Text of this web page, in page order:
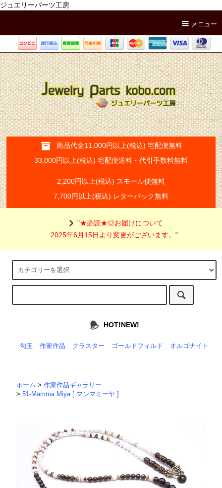
ジュエリーパーツ工房
メニュー
商品代金11,000円以上(税込) 宅配便無料
33,000円以上(税込) 宅配便送料・代引手数料無料
2,200円以上(税込) スモール便無料
7,700円以上(税込) レターパック無料
"★必読★◎お届けについて
2025年6月15日より変更がございます。"
HOT!NEW!
勾玉 作家作品 クラスター ゴールドフィルド オルゴナイト
ホーム >作家作品ギャラリー
>51-Mamma Miya [ マンマミーヤ ]